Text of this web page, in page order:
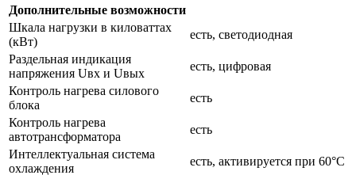
Дополнительные возможности
Шкала нагрузки в киловаттах
(кВт)
есть, светодиодная
Раздельная индикация
напряжения Uвх и Uвых
есть, цифровая
Контроль нагрева силового
блока
есть
Контроль нагрева
автотрансформатора
есть
Интеллектуальная система
охлаждения
есть, активируется при 60°С